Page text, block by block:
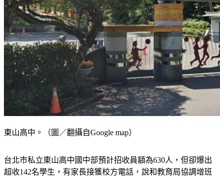
超收142名學生，有家長接獲校方電話，說和教育局協調增班
不成，孩子無法報到。更逕自向學生家長表明已錄取，之後校